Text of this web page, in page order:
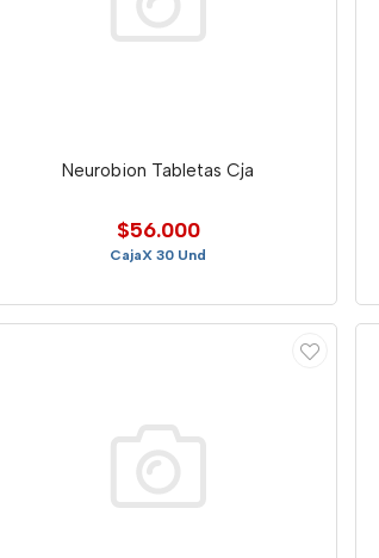
Neurobion Tabletas Cja
$56.000
CajaX 30 Und